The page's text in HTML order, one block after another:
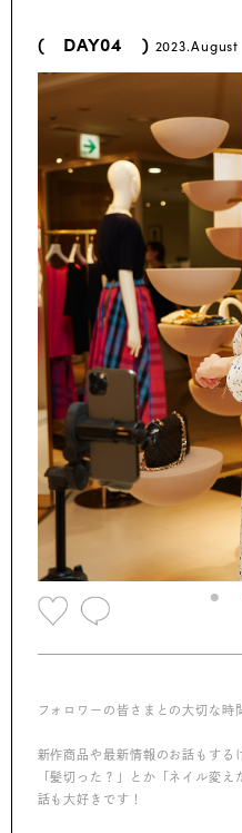
( DAY04 ) 2023.August
フォロワーの皆さまとの大切な時
新作商品や最新情報のお話もする
「髪切った？」とか「ネイル変
話も大好きです！